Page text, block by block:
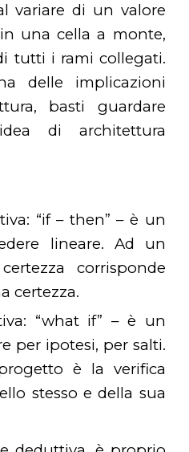
variare di un valore
una cella a monte,
tutti i rami collegati.
delle implicazioni
basti guardare
di architettura
“if – then” – è un
lineare. Ad un
corrisponde
certezza.
“what if” – è un
per ipotesi, per salti.
è la verifica
stesso e della sua